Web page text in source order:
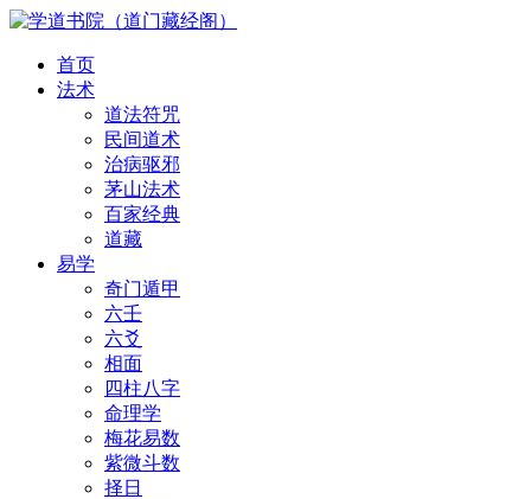
首页
法术
道法符咒
民间道术
治病驱邪
茅山法术
百家经典
道藏
易学
奇门遁甲
六壬
六爻
相面
四柱八字
命理学
梅花易数
紫微斗数
择日